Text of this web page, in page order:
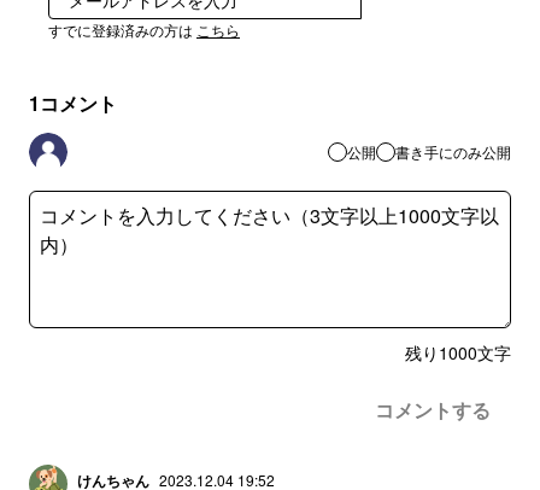
すでに登録済みの方は こちら
1 コメント
公開 書き手にのみ公開
残り 1000文字
コメントする
けんちゃん 2023.12.04 19:52